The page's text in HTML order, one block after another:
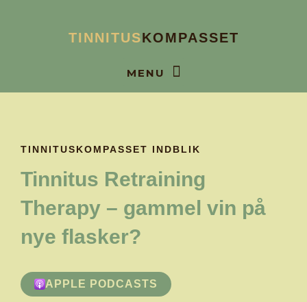
TINNITUSKOMPASSET
TINNITUSKOMPASSET INDBLIK
Tinnitus Retraining
Therapy – gammel vin på
nye flasker?
APPLE PODCASTS